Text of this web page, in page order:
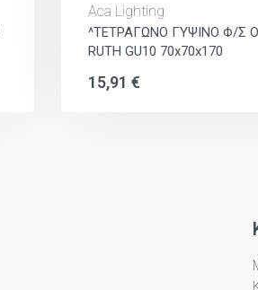
Aca Lighting
^ΤΕΤΡΑΓΩΝΟ ΓΥΨΙΝΟ Φ/Σ
RUTH GU10 70x70x170
15,91 €